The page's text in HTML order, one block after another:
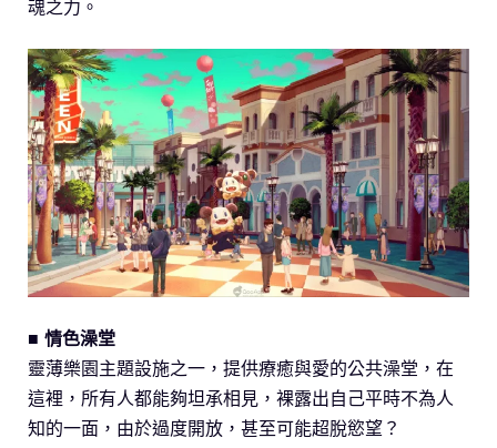
魂之力。
■ 情色澡堂
靈薄樂園主題設施之一，提供療癒與愛的公共澡堂，在
這裡，所有人都能夠坦承相見，裸露出自己平時不為人
知的一面，由於過度開放，甚至可能超脫慾望？